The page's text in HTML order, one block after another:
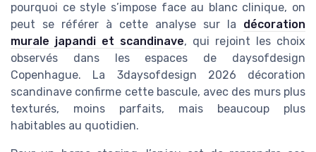
pourquoi ce style s’impose face au blanc clinique, on
peut se référer à cette analyse sur la décoration
murale japandi et scandinave, qui rejoint les choix
observés dans les espaces de daysofdesign
Copenhague. La 3daysofdesign 2026 décoration
scandinave confirme cette bascule, avec des murs plus
texturés, moins parfaits, mais beaucoup plus
habitables au quotidien.